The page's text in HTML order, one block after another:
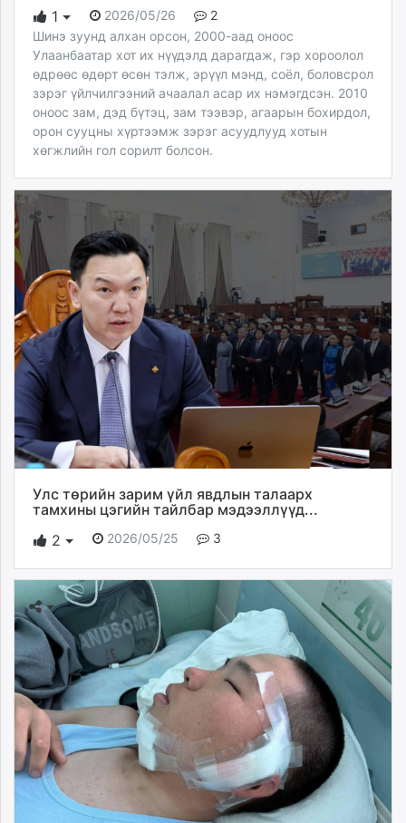
1
2026/05/26
2
Шинэ зуунд алхан орсон, 2000-аад оноос
Улаанбаатар хот их нүүдэлд дарагдаж, гэр хороолол
өдрөөс өдөрт өсөн тэлж, эрүүл мэнд, соёл, боловсрол
зэрэг үйлчилгээний ачаалал асар их нэмэгдсэн. 2010
оноос зам, дэд бүтэц, зам тээвэр, агаарын бохирдол,
орон сууцны хүртээмж зэрэг асуудлууд хотын
хөгжлийн гол сорилт болсон.
Улс төрийн зарим үйл явдлын талаарх
тамхины цэгийн тайлбар мэдээллүүд...
2
2026/05/25 3